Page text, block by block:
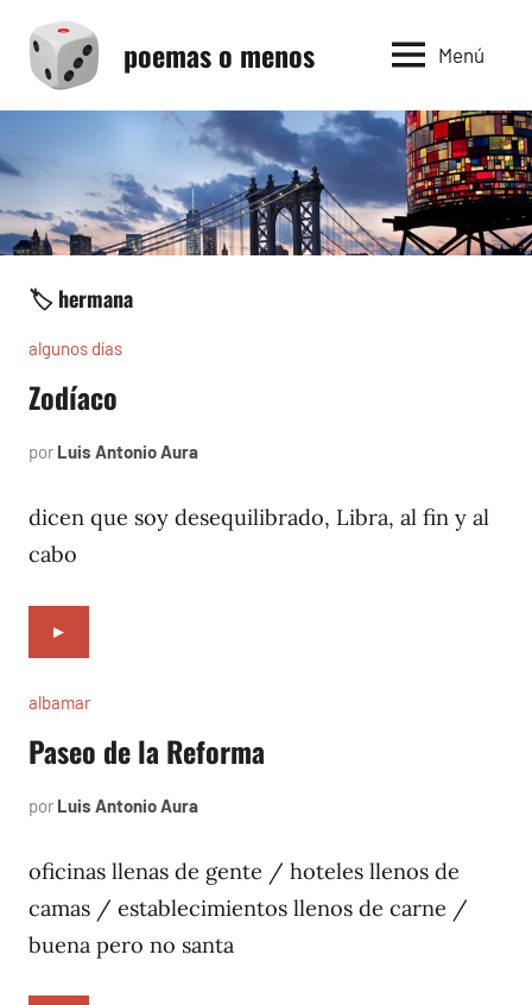
contenido
poemas o menos Menú
🏷️ hermana
algunos días
Zodíaco
por Luis Antonio Aura
1997
dicen que soy desequilibrado, Libra, al fin y al
cabo
►
albamar
Paseo de la Reforma
por Luis Antonio Aura
1996
oficinas llenas de gente / hoteles llenos de
camas / establecimientos llenos de carne /
buena pero no santa